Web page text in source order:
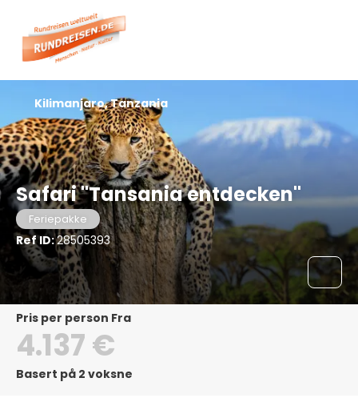
Safari "Tansania entdecken"
Feriepakke
Ref ID:28505393
Kilimanjaro, Tanzania
pris per person Fra
4.137 €
Basert på 2 voksne